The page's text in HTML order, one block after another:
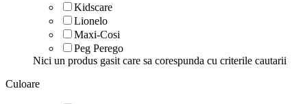
Kidscare
Lionelo
Maxi-Cosi
Peg Perego
Nici un produs gasit care sa corespunda cu criterile cautarii
Culoare